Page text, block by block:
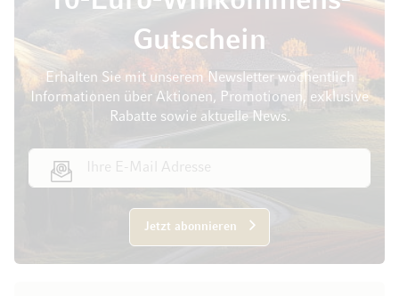
Gutschein
Erhalten Sie mit unserem Newsletter wöchentlich
Informationen über Aktionen, Promotionen, exklusive
Rabatte sowie aktuelle News.
Jetzt abonnieren